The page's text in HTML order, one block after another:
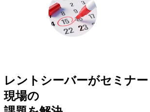
レントシーバーがセミナ
現場の